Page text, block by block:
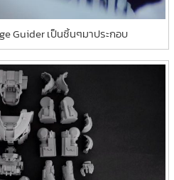
Guider เป็นชิ้นๆมาประกอบ